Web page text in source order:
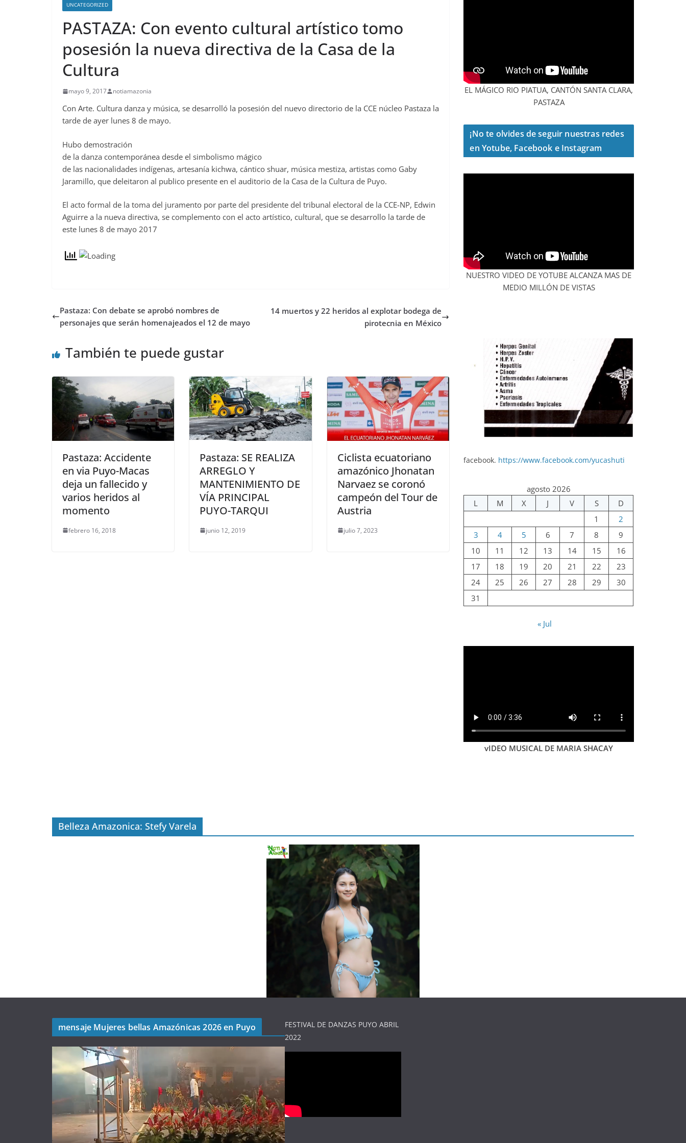
UNCATEGORIZED
PASTAZA: Con evento cultural artístico tomo
posesión la nueva directiva de la Casa de la
Cultura
mayo 9, 2017 notiamazonia
Con Arte. Cultura danza y música, se desarrolló la posesión del nuevo directorio de la CCE núcleo Pastaza la
tarde de ayer lunes 8 de mayo.
Hubo demostración
de la danza contemporánea desde el simbolismo mágico
de las nacionalidades indígenas, artesanía kichwa, cántico shuar, música mestiza, artistas como Gaby
Jaramillo, que deleitaron al publico presente en el auditorio de la Casa de la Cultura de Puyo.
El acto formal de la toma del juramento por parte del presidente del tribunal electoral de la CCE-NP, Edwin
Aguirre a la nueva directiva, se complemento con el acto artístico, cultural, que se desarrollo la tarde de
este lunes 8 de mayo 2017
Pastaza: Con debate se aprobó nombres de
personajes que serán homenajeados el 12 de mayo
14 muertos y 22 heridos al explotar bodega de
pirotecnia en México
También te puede gustar
Pastaza: Accidente
en via Puyo-Macas
deja un fallecido y
varios heridos al
momento
febrero 16, 2018
Pastaza: SE REALIZA
ARREGLO Y
MANTENIMIENTO DE
VÍA PRINCIPAL
PUYO-TARQUI
junio 12, 2019
Ciclista ecuatoriano
amazónico Jhonatan
Narvaez se coronó
campeón del Tour de
Austria
julio 7, 2023
EL MÁGICO RIO PIATUA, CANTÓN SANTA CLARA,
PASTAZA
¡No te olvides de seguir nuestras redes
en Yotube, Facebook e Instagram
NUESTRO VIDEO DE YOTUBE ALCANZA MAS DE
MEDIO MILLÓN DE VISTAS
facebook. https://www.facebook.com/yucashuti
agosto 2026
L
M X J V S
D
1
2
3
4 5 6 7 8
9
10
11 12 13 14 15
16
17
18 19 20 21 22
23
24
25 26 27 28 29
30
31
« Jul
vIDEO MUSICAL DE MARIA SHACAY
Belleza Amazonica: Stefy Varela
mensaje Mujeres bellas Amazónicas 2026 en Puyo
FESTIVAL DE DANZAS PUYO ABRIL
2022